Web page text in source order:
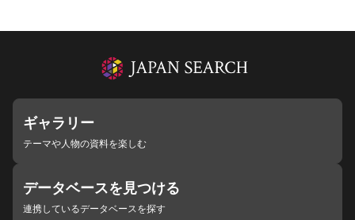
ギャラリー
テーマや人物の資料を楽しむ
データベースを見つける
連携しているデータベースを探す